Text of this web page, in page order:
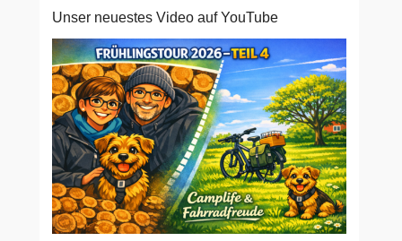
Unser neuestes Video auf YouTube